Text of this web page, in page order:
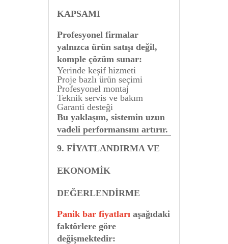
KAPSAMI
Profesyonel firmalar
yalnızca ürün satışı değil,
komple çözüm sunar:
Yerinde keşif hizmeti
Proje bazlı ürün seçimi
Profesyonel montaj
Teknik servis ve bakım
Garanti desteği
Bu yaklaşım, sistemin uzun
vadeli performansını artırır.
9. FİYATLANDIRMA VE
EKONOMİK
DEĞERLENDİRME
Panik bar fiyatları aşağıdaki
faktörlere göre
değişmektedir: